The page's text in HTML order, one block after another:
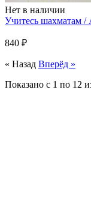
Нет в наличии
Учитесь шахматам /
840 ₽
« Назад Вперёд »
Показано с 1 по 12